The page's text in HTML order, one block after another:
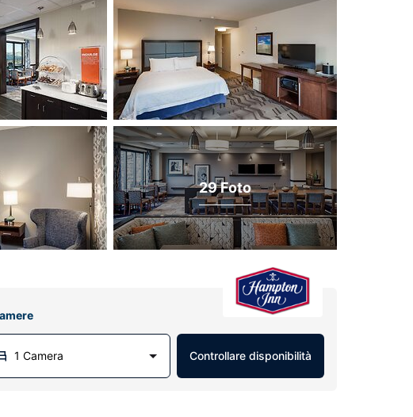
29 Foto
1 Camera Controllare disponibilità